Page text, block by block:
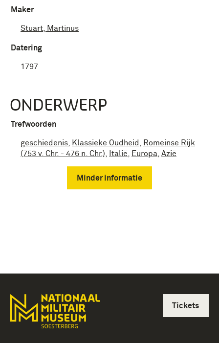
Maker
Stuart, Martinus
Datering
1797
ONDERWERP
Trefwoorden
geschiedenis Klassieke Oudheid
Romeinse Rijk
(753 v. Chr. - 476 n. Chr.)
Italië Europa Azië
Minder informatie
Tickets